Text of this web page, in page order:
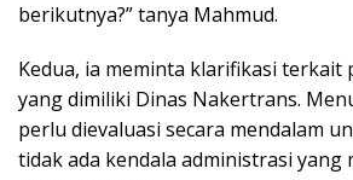
berikutnya?” tanya Mahmud.
Kedua, ia meminta klarifikasi
yang dimiliki Dinas Nakertrans.
perlu dievaluasi secara mendalam
tidak ada kendala administrasi yang